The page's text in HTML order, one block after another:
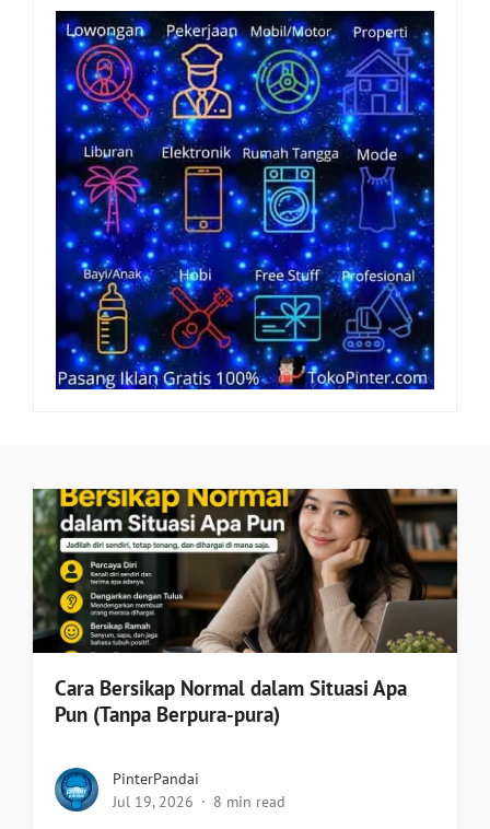
Cara Bersikap Normal dalam Situasi Apa
Pun (Tanpa Berpura-pura)
PinterPandai
Jul 19, 2026
8 min read